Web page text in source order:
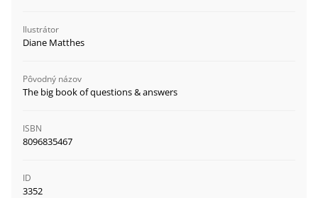
Ilustrátor
Diane Matthes
Pôvodný názov
The big book of questions & answers
ISBN
8096835467
ID
3352